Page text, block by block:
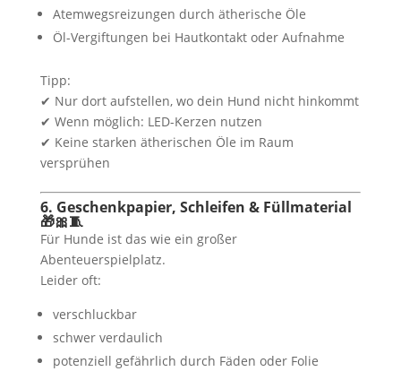
Atemwegsreizungen durch ätherische Öle
Öl-Vergiftungen bei Hautkontakt oder Aufnahme
Tipp:
✔ Nur dort aufstellen, wo dein Hund nicht hinkommt
✔ Wenn möglich: LED-Kerzen nutzen
✔ Keine starken ätherischen Öle im Raum
versprühen
6. Geschenkpapier, Schleifen & Füllmaterial
🎁🎀🧵
Für Hunde ist das wie ein großer
Abenteuerspielplatz.
Leider oft:
verschluckbar
schwer verdaulich
potenziell gefährlich durch Fäden oder Folie